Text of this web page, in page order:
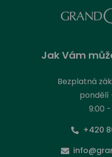
Jak Vám
Bezplatná
9:00 -
+420